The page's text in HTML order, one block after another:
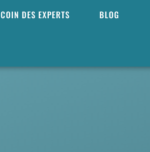
COIN DES EXPERTS
BLOG